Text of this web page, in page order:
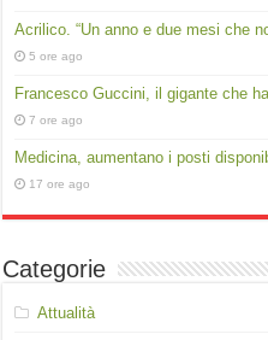
Acrilico. “Un anno e due mesi che
5 ore ago
Francesco Guccini, il gigante che
7 ore ago
Medicina, aumentano i posti
17 ore ago
Categorie
Attualità